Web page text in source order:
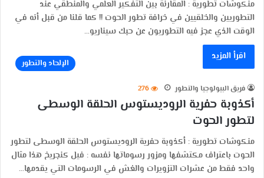
منكوشات تطورية : المقارنة بين التفكير العلمي والمنطقي عند
التطوريين والخلقيين في خرافة تطور الحوت !! كما قلنا من قبل أنه في
الوقت الذي عجز فيه التطوريون عن حبك سيناريو…
اقرأ المزيد
الإلحاد والتطور
فريق البيولوجيا والتطور 276
أكذوبة حفرية الروديستوس الحلقة الوسطى
لتطور الحوت
منكوشات تطورية : أكذوبة حفرية الروديستوس الحلقة الوسطى لتطور
الحوت باعتراف مكتشفها ومزور رسوماتها نفسه : فيل كنجريخ هذا مثال
واحد فقط من عشرات التزويرات والغش في الرسومات التي يقدمها…